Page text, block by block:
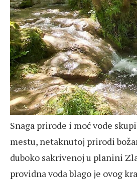
Snaga prirode i moć vode
mestu, netaknutoj prirodi
duboko sakrivenoj u planini
providna voda blago je ovog